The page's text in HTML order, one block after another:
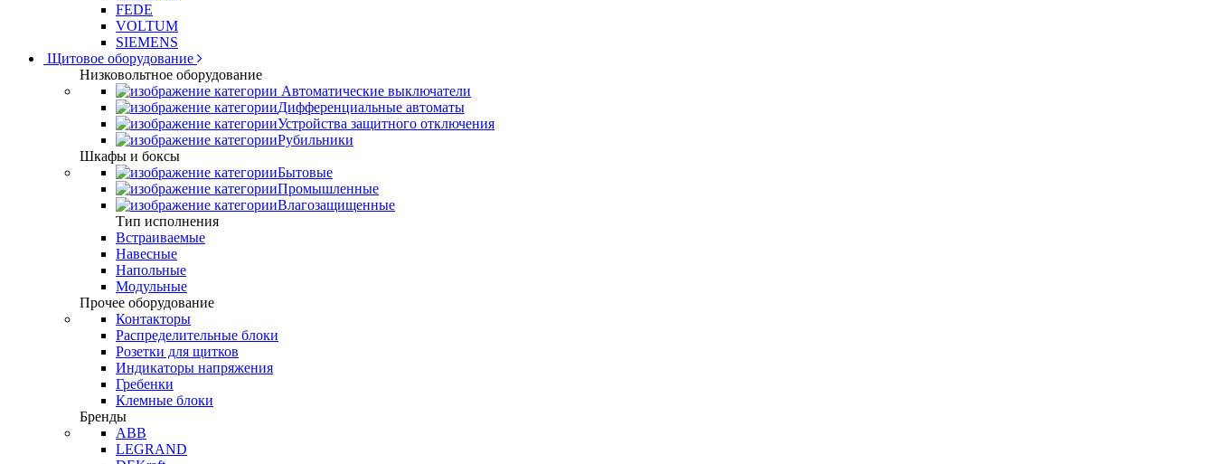
FEDE
VOLTUM
SIEMENS
Щитовое оборудование
Низковольтное оборудование
Автоматические выключатели
Дифференциальные автоматы
Устройства защитного отключения
Рубильники
Шкафы и боксы
Бытовые
Промышленные
Влагозащищенные
Тип исполнения
Встраиваемые
Навесные
Напольные
Модульные
Прочее оборудование
Контакторы
Распределительные блоки
Розетки для щитков
Индикаторы напряжения
Гребенки
Клемные блоки
Бренды
ABB
LEGRAND